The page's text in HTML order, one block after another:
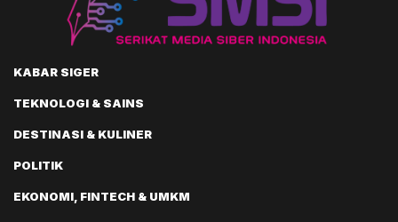
KABAR SIGER
TEKNOLOGI & SAINS
DESTINASI & KULINER
POLITIK
EKONOMI, FINTECH & UMKM